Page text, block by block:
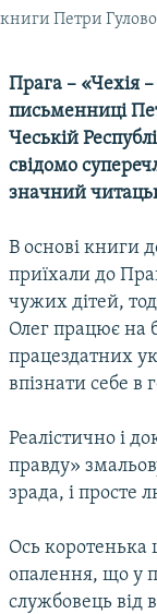
Петри
Прага – «Чехія
письменниці
Чеській
свідомо
значний
В основі книги
приїхали до
чужих дітей,
Олег працює на
працездатних
впізнати себе в
Реалістично і
правду»
зрада, і просте
Ось коротенька
опалення, що у
службовець від